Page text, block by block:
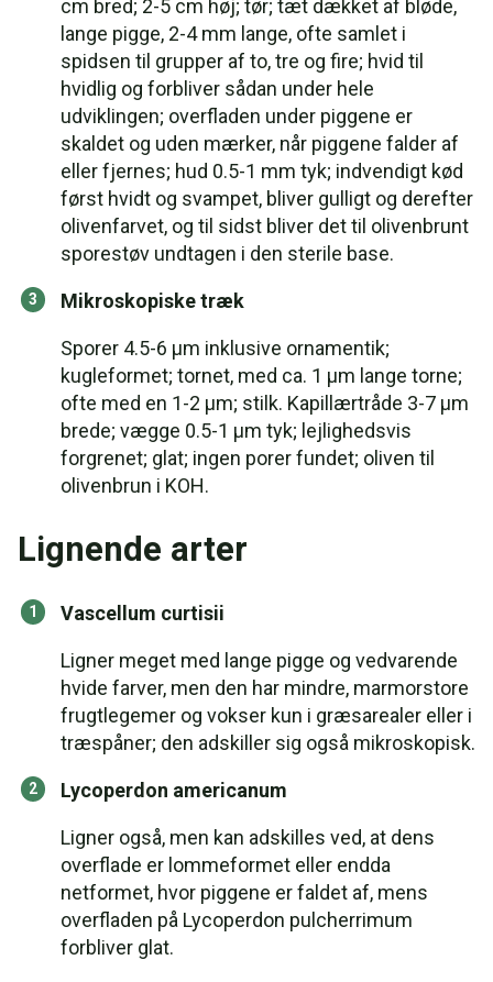
cm bred; 2-5 cm høj; tør; tæt dækket af bløde,
lange pigge, 2-4 mm lange, ofte samlet i
spidsen til grupper af to, tre og fire; hvid til
hvidlig og forbliver sådan under hele
udviklingen; overfladen under piggene er
skaldet og uden mærker, når piggene falder af
eller fjernes; hud 0.5-1 mm tyk; indvendigt kød
først hvidt og svampet, bliver gulligt og derefter
olivenfarvet, og til sidst bliver det til olivenbrunt
sporestøv undtagen i den sterile base.
Mikroskopiske træk
Sporer 4.5-6 µm inklusive ornamentik;
kugleformet; tornet, med ca. 1 µm lange torne;
ofte med en 1-2 µm; stilk. Kapillærtråde 3-7 µm
brede; vægge 0.5-1 µm tyk; lejlighedsvis
forgrenet; glat; ingen porer fundet; oliven til
olivenbrun i KOH.
Lignende arter
Vascellum curtisii
Ligner meget med lange pigge og vedvarende
hvide farver, men den har mindre, marmorstore
frugtlegemer og vokser kun i græsarealer eller i
træspåner; den adskiller sig også mikroskopisk.
Lycoperdon americanum
Ligner også, men kan adskilles ved, at dens
overflade er lommeformet eller endda
netformet, hvor piggene er faldet af, mens
overfladen på Lycoperdon pulcherrimum
forbliver glat.